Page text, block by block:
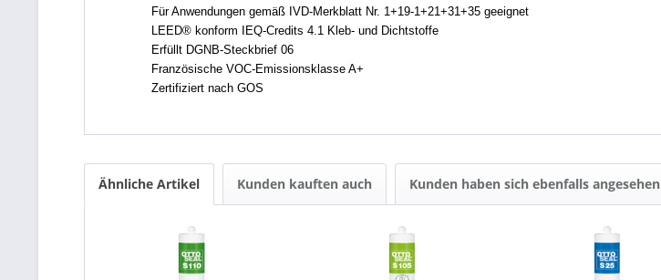
Für Anwendungen gemäß IVD-Merkblatt Nr. 1+19-1+21+31+35 geeignet
LEED® konform IEQ-Credits 4.1 Kleb- und Dichtstoffe
Erfüllt DGNB-Steckbrief 06
Französische VOC-Emissionsklasse A+
Zertifiziert nach GOS
Ähnliche Artikel Kunden kauften auch Kunden haben sich ebenfalls angesehen